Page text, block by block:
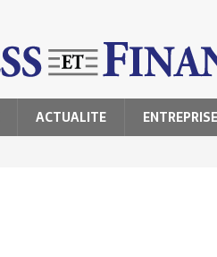
ACTUALITE